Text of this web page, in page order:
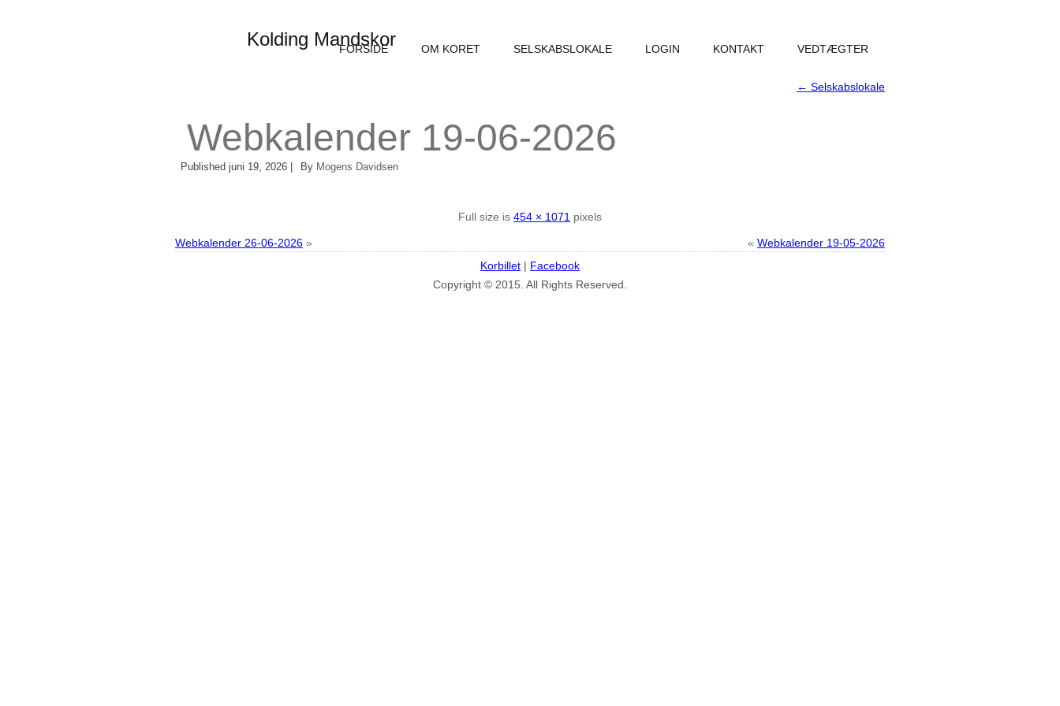
Kolding Mandskor
FORSIDE OM KORET SELSKABSLOKALE LOGIN KONTAKT VEDTÆGTER
← Selskabslokale
Webkalender 19-06-2026
Published juni 19, 2026 By Mogens Davidsen
Full size is 454 × 1071 pixels
Webkalender 26-06-2026 » « Webkalender 19-05-2026
Korbillet | Facebook
Copyright © 2015. All Rights Reserved.